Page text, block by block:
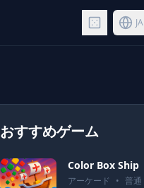
JA
おすすめゲーム
Color Box Ship
アーケード • 普通